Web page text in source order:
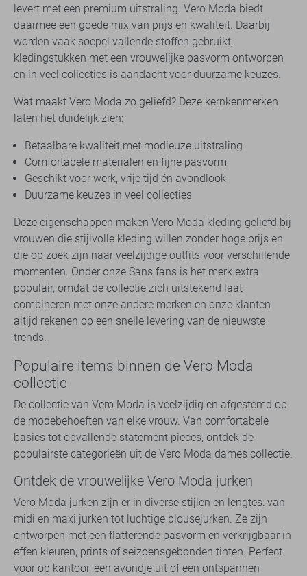
levert met een premium uitstraling. Vero Moda biedt
daarmee een goede mix van prijs en kwaliteit. Daarbij
worden vaak soepel vallende stoffen gebruikt,
kledingstukken met een vrouwelijke pasvorm ontworpen
en in veel collecties is aandacht voor duurzame keuzes.
Wat maakt Vero Moda zo geliefd? Deze kernkenmerken
laten het duidelijk zien:
Betaalbare kwaliteit met modieuze uitstraling
Comfortabele materialen en fijne pasvorm
Geschikt voor werk, vrije tijd én avondlook
Duurzame keuzes in veel collecties
Deze eigenschappen maken Vero Moda kleding geliefd bij
vrouwen die stijlvolle kleding willen zonder hoge prijs en
die op zoek zijn naar veelzijdige outfits voor verschillende
momenten. Onder onze Sans fans is het merk extra
populair, omdat de collectie zich uitstekend laat
combineren met onze andere merken en onze klanten
altijd rekenen op een snelle levering van de nieuwste
trends.
Populaire items binnen de Vero Moda
collectie
De collectie van Vero Moda is veelzijdig en afgestemd op
de modebehoeften van elke vrouw. Van comfortabele
basics tot opvallende statement pieces, ontdek de
populairste categorieën uit de Vero Moda dames collectie.
Ontdek de vrouwelijke Vero Moda jurken
Vero Moda jurken zijn er in diverse stijlen en lengtes: van
midi en maxi jurken tot luchtige blousejurken. Ze zijn
ontworpen met een flatterende pasvorm en verkrijgbaar in
effen kleuren, prints of seizoensgebonden tinten. Perfect
voor op kantoor, een avondje uit of een ontspannen